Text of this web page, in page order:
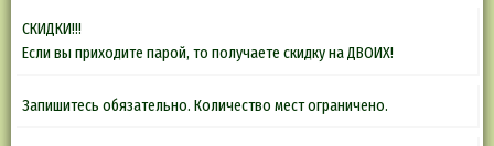
СКИДКИ!!!
Если вы приходите парой, то получаете скидку на ДВОИХ!
Запишитесь обязательно. Количество мест ограничено.